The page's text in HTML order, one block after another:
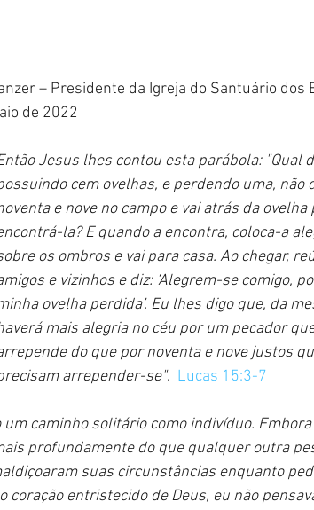
– Presidente da Igreja do Santuário dos
de 2022
Jesus lhes contou esta parábola: "Qual
cem ovelhas, e perdendo uma, não
e nove no campo e vai atrás da
la? E quando a encontra, coloca-a
os ombros e vai para casa. Ao chegar,
e vizinhos e diz: ‘Alegrem-se comigo,
ovelha perdida’. Eu lhes digo que, da
mais alegria no céu por um pecador
do que por noventa e nove justos
arrepender-se". Lucas 15:3-7
um caminho solitário como indivíduo.
profundamente do que qualquer outra
suas circunstâncias enquanto
coração entristecido de Deus, eu não